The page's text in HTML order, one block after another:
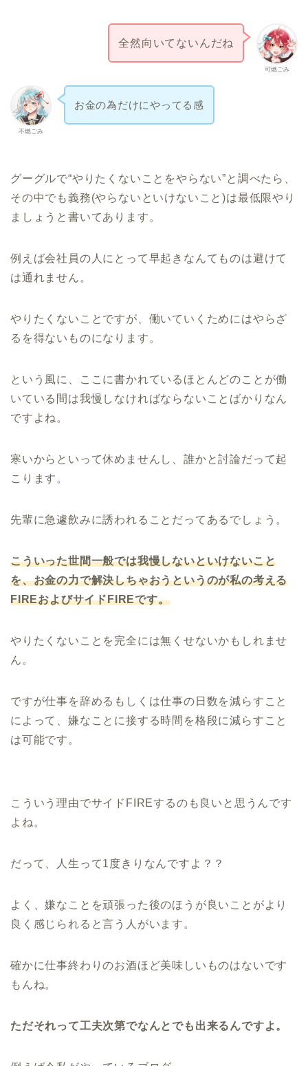
可燃ごみ
全然向いてないんだね
不燃ごみ
お金の為だけにやってる感
グーグルで“やりたくないことをやらない”と調べたら、
その中でも義務(やらないといけないこと)は最低限やり
ましょうと書いてあります。
例えば会社員の人にとって早起きなんてものは避けて
は通れません。
やりたくないことですが、働いていくためにはやらざ
るを得ないものになります。
という風に、ここに書かれているほとんどのことが働
いている間は我慢しなければならないことばかりなん
ですよね。
寒いからといって休めませんし、誰かと討論だって起
こります。
先輩に急遽飲みに誘われることだってあるでしょう。
こういった世間一般では我慢しないといけないこと
を、お金の力で解決しちゃおうというのが私の考える
FIREおよびサイドFIREです。
やりたくないことを完全には無くせないかもしれませ
ん。
ですが仕事を辞めるもしくは仕事の日数を減らすこと
によって、嫌なことに接する時間を格段に減らすこと
は可能です。
こういう理由でサイドFIREするのも良いと思うんです
よね。
だって、人生って1度きりなんですよ？？
よく、嫌なことを頑張った後のほうが良いことがより
良く感じられると言う人がいます。
確かに仕事終わりのお酒ほど美味しいものはないです
もんね。
ただそれって工夫次第でなんとでも出来るんですよ。